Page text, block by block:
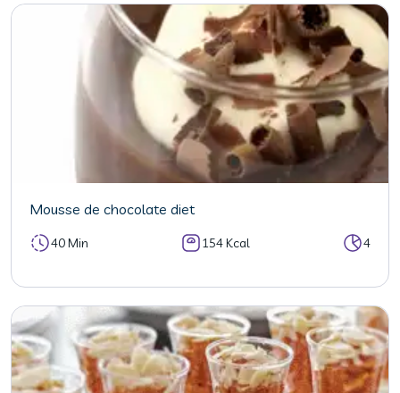
Mousse de chocolate diet
40 Min 154 Kcal 4